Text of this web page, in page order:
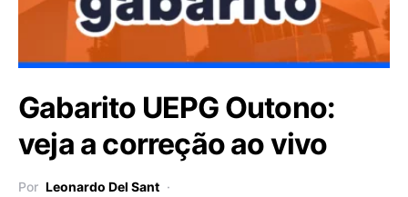
Gabarito UEPG Outono:
veja a correção ao vivo
Por Leonardo Del Sant